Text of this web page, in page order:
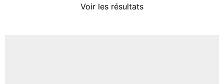
Voir les résultats